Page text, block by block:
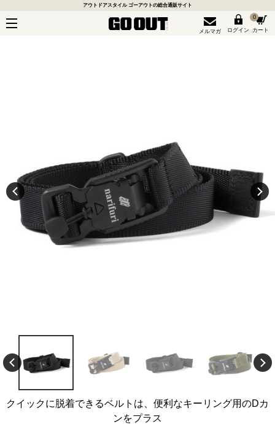
アウトドアスタイル ゴーアウトの総合通販サイト
メルマガ ログイン
0
カート
クイックに脱着できるベルトは、便利なキーリング用のDカ
ンをプラス